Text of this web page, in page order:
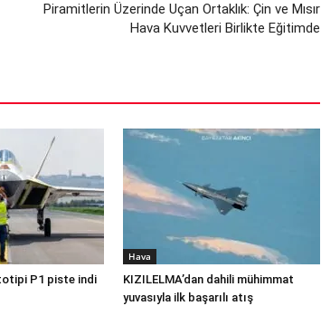
Piramitlerin Üzerinde Uçan Ortaklık: Çin ve Mısır
Hava Kuvvetleri Birlikte Eğitimde
P1 piste indi
Hava
KIZILELMA’dan dahili mühimmat
yuvasıyla ilk başarılı atış